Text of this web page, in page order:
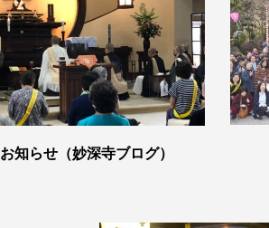
お知らせ（妙深寺ブログ）